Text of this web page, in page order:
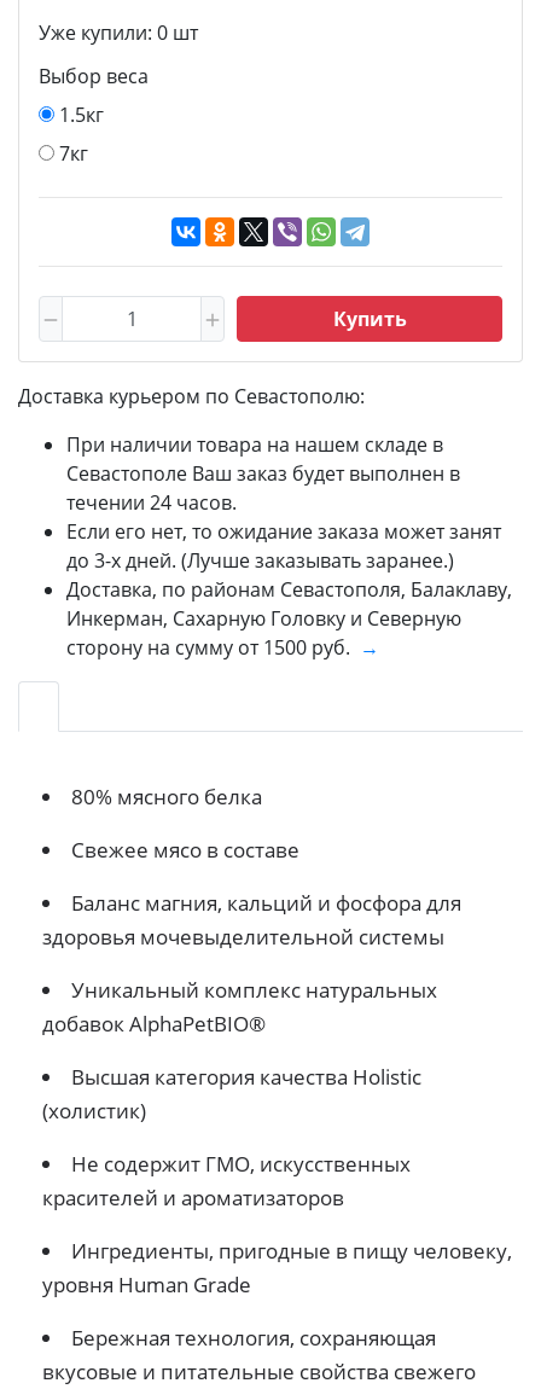
Уже купили: 0 шт
Выбор веса
1.5кг
7кг
Купить
Доставка курьером по Севастополю:
При наличии товара на нашем складе в
Севастополе Ваш заказ будет выполнен в
течении 24 часов.
Если его нет, то ожидание заказа может занят
до 3-х дней. (Лучше заказывать заранее.)
Доставка, по районам Севастополя, Балаклаву,
Инкерман, Сахарную Головку и Северную
сторону на сумму от 1500 руб. →
80% мясного белка
Свежее мясо в составе
Баланс магния, кальций и фосфора для
здоровья мочевыделительной системы
Уникальный комплекс натуральных
добавок AlphaPetBIO®
Высшая категория качества Holistiс
(холистик)
Не содержит ГМО, искусственных
красителей и ароматизаторов
Ингредиенты, пригодные в пищу человеку,
уровня Human Grade
Бережная технология, сохраняющая
вкусовые и питательные свойства свежего